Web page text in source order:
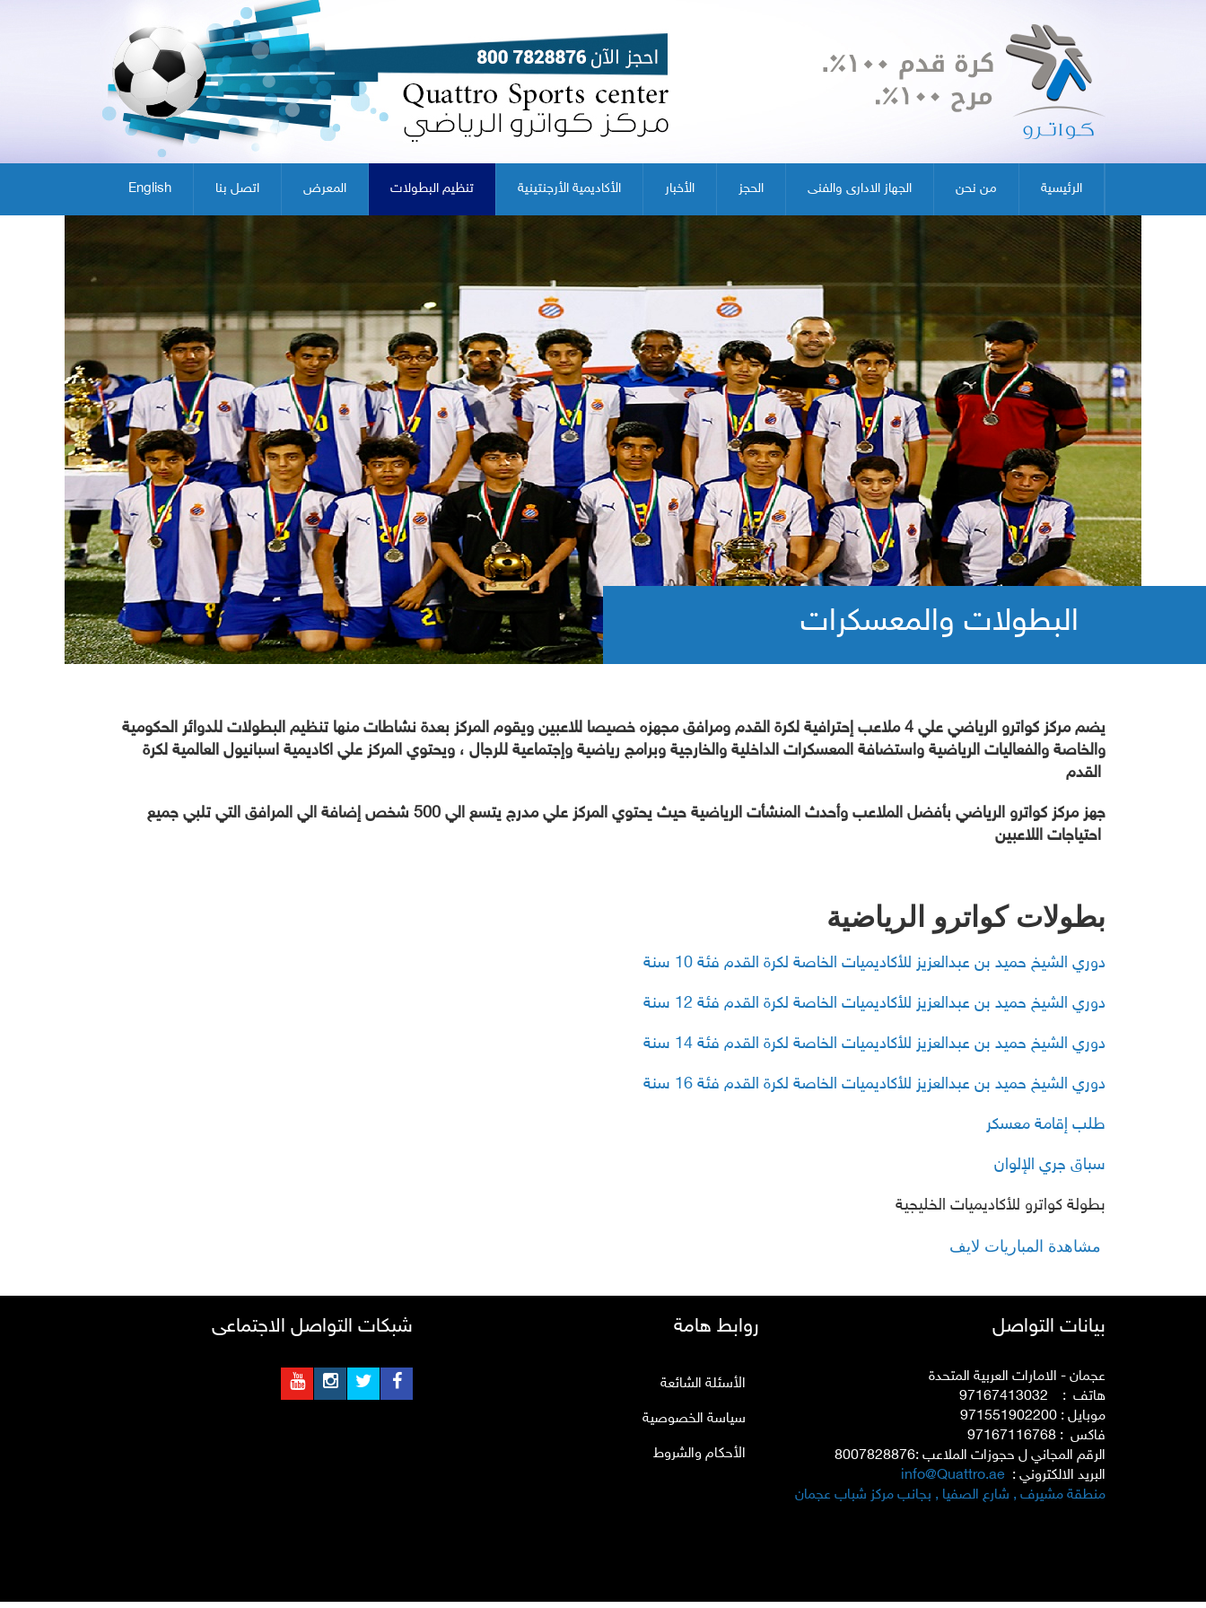
الرئيسية من نحن الجهاز الادارى والفنى الحجز الأخبار الأكاديمية الأرجنتينية تنظيم البطولات المعرض اتصل بنا English
البطولات والمعسكرات
يضم مركز كواترو الرياضي علي 4 ملاعب إحترافية لكرة القدم ومرافق مجهزه خصيصا للاعبين ويقوم المركز بعدة نشاطات منها تنظيم البطولات للدوائر الحكومية
والخاصة والفعاليات الرياضية واستضافة المعسكرات الداخلية والخارجية وبرامج رياضية وإجتماعية للرجال ، ويحتوي المركز علي اكاديمية اسبانيول العالمية لكرة
جهز مركز كواترو الرياضي بأفضل الملاعب وأحدث المنشأت الرياضية حيث يحتوي المركز علي مدرج يتسع الي 500 شخص إضافة الي المرافق التي تلبي جميع
بطولات كواترو الرياضية
دوري الشيخ حميد بن عبدالعزيز للأكاديميات الخاصة لكرة القدم فئة 10 سنة
دوري الشيخ حميد بن عبدالعزيز للأكاديميات الخاصة لكرة القدم فئة 12 سنة
دوري الشيخ حميد بن عبدالعزيز للأكاديميات الخاصة لكرة القدم فئة 14 سنة
دوري الشيخ حميد بن عبدالعزيز للأكاديميات الخاصة لكرة القدم فئة 16 سنة
طلب إقامة معسكر
سباق جري الإلوان
بطولة كواترو للأكاديميات الخليجية
بيانات التواصل
عجمان - الامارات العربية المتحدة
هاتف : 97167413032
موبايل : 971551902200
فاكس : 97167116768
الرقم المجاني ل حجوزات الملاعب :8007828876
البريد الالكتروني : info@Quattro.ae
منطقة مشيرف , شارع الصفيا , بجانب مركز شباب عجمان
روابط هامة
الأسئلة الشائعة
سياسة الخصوصية
الأحكام والشروط
شبكات التواصل الاجتماعى